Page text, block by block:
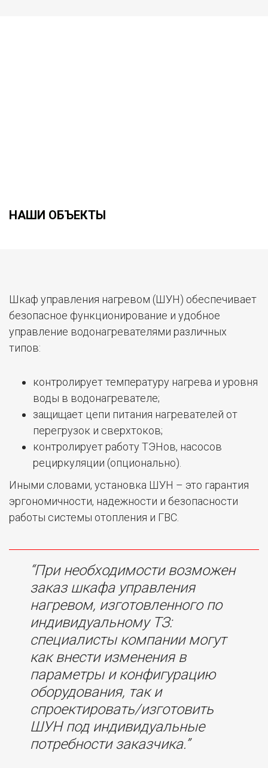
НАШИ ОБЪЕКТЫ
Шкаф управления нагревом (ШУН) обеспечивает
безопасное функционирование и удобное
управление водонагревателями различных
типов:
контролирует температуру нагрева и уровня
воды в водонагревателе;
защищает цепи питания нагревателей от
перегрузок и сверхтоков;
контролирует работу ТЭНов, насосов
рециркуляции (опционально).
Иными словами, установка ШУН – это гарантия
эргономичности, надежности и безопасности
работы системы отопления и ГВС.
“При необходимости возможен
заказ шкафа управления
нагревом, изготовленного по
индивидуальному ТЗ:
специалисты компании могут
как внести изменения в
параметры и конфигурацию
оборудования, так и
спроектировать/изготовить
ШУН под индивидуальные
потребности заказчика.”